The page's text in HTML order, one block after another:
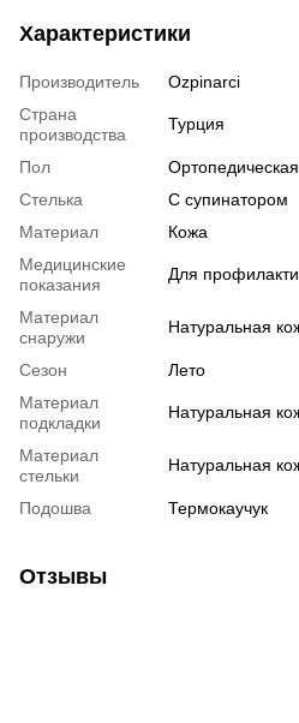
Характеристики
Производитель
Ozpinarci
Страна
производства
Турция
Пол
Стелька
С супинатором
Материал
Кожа
Медицинские
показания
Для
Материал
снаружи
Натуральная
Сезон
Лето
Материал
подкладки
Натуральная
Материал
стельки
Натуральная
Подошва Термокаучук
Отзывы